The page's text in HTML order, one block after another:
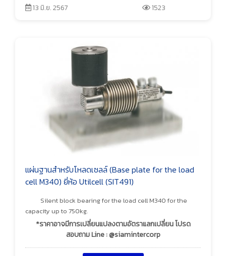
13 มิ.ย. 2567 1523
แผ่นฐานสำหรับโหลดเซลล์ (Base plate for the load
cell M340) ยี่ห้อ Utilcell (SIT491)
Silent block bearing for the load cell M340 for the
capacity up to 750kg.
*ราคาอาจมีการเปลี่ยนแปลงตามอัตราแลกเปลี่ยน โปรด
สอบถาม Line : @siamintercorp